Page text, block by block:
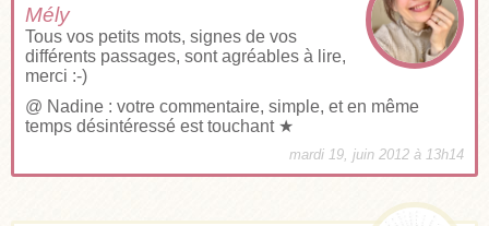
Mély
Tous vos petits mots, signes de vos
différents passages, sont agréables à lire,
merci :-)
@ Nadine : votre commentaire, simple, et en même
temps désintéressé est touchant ★
mardi 19, juin 2012 à 13h14